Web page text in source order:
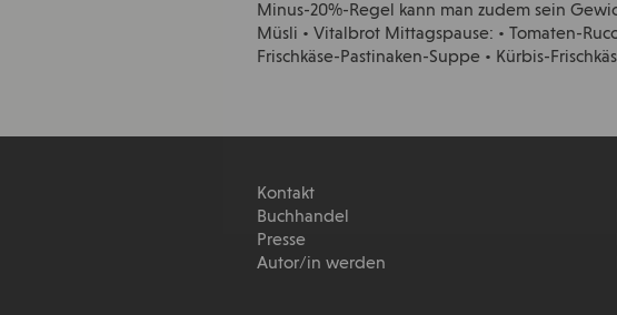
Minus-20%-Regel kann man zudem sein
Müsli • Vitalbrot Mittagspause: • Tomaten-
Frischkäse-Pastinaken-Suppe • Kürbis-
Kontakt
Buchhandel
Presse
Autor/in werden